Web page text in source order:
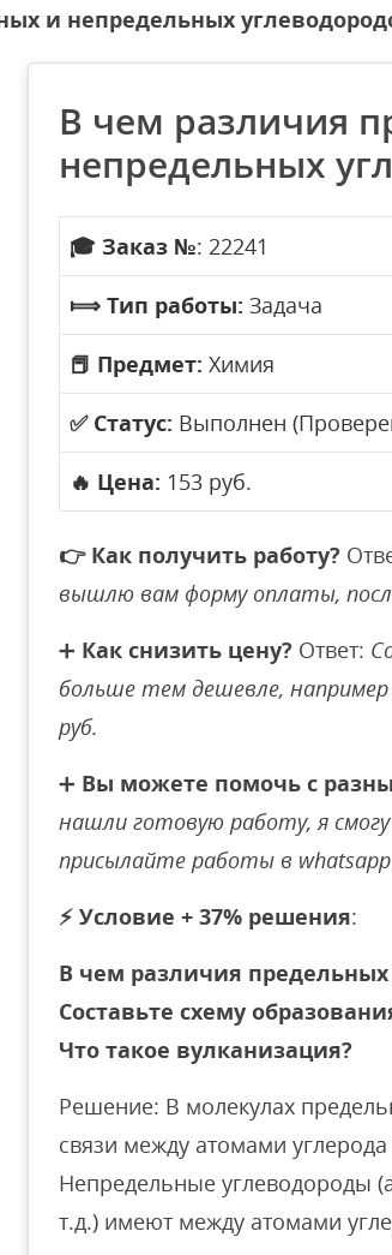
и непредельных
В чем различия
непредельных
🎓 Заказ №: 22241
⟾ Тип работы: Задача
📕 Предмет: Химия
✅ Статус: Выполнен
🔥 Цена: 153 руб.
👉 Как получить работу?
вышлю вам форму оплаты,
➕ Как снизить цену? Ответ:
больше тем дешевле,
руб.
➕ Вы можете помочь с
нашли готовую работу, я
присылайте работы в whatsapp
⚡ Условие + 37% решения:
В чем различия
Составьте схему
Что такое вулканизация?
Решение: В молекулах
связи между атомами
Непредельные углеводороды
т.д.) имеют между атомами